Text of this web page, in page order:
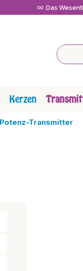
Das
Kerzen
Potenz-Transmitter